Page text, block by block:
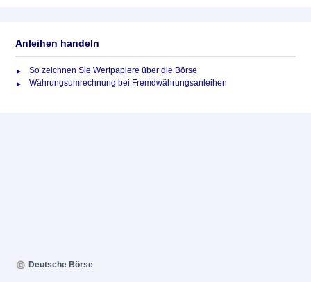
Anleihen handeln
So zeichnen Sie Wertpapiere über die Börse
Währungsumrechnung bei Fremdwährungsanleihen
Deutsche Börse